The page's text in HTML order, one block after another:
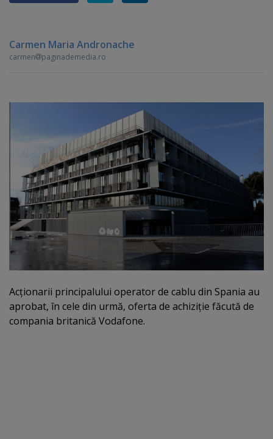
Carmen Maria Andronache
carmen paginademedia.ro
Acţionarii principalului operator de cablu din Spania au
aprobat, în cele din urmă, oferta de achiziţie făcută de
compania britanică Vodafone.